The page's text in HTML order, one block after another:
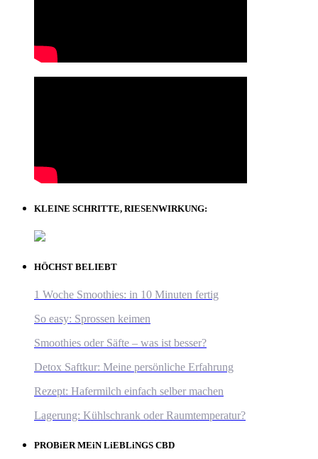
KLEINE SCHRITTE, RIESENWIRKUNG:
HÖCHST BELIEBT
1 Woche Smoothies: in 10 Minuten fertig
So easy: Sprossen keimen
Smoothies oder Säfte – was ist besser?
Detox Saftkur: Meine persönliche Erfahrung
Rezept: Hafermilch einfach selber machen
Lagerung: Kühlschrank oder Raumtemperatur?
PROBiER MEiN LiEBLiNGS CBD